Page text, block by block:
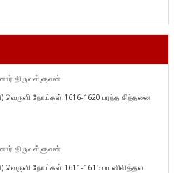
திருவள்ளுவன்
வெருளி நோய்கள் 1616-1620 பரந்த சிந்தனை
திருவள்ளுவன்
வெருளி நோய்கள் 1611-1615 பயனிலித்தள